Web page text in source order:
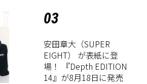
03
安田章大（SUPER
EIGHT） が表紙に登
場！ 『Depth EDITION
14』が8月18日に発売